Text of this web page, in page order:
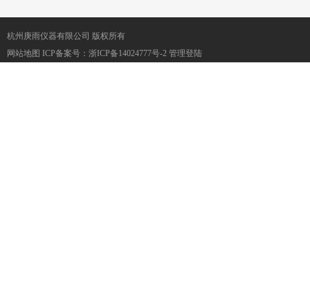
杭州庚雨仪器有限公司 版权所有
网站地图 ICP备案号： 浙ICP备14024777号-2 管理登陆